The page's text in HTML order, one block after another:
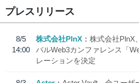
プレスリリース
8/5
14:00
株式会社PlnX
株式会社PlnX
バルWeb3カンファレンス「
レーションを決定